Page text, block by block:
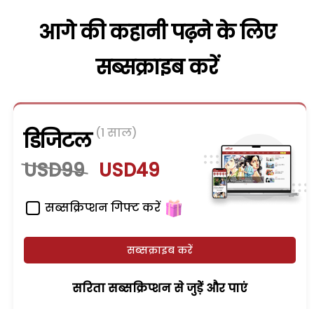
आगे की कहानी पढ़ने के लिए
सब्सक्राइब करें
डिजिटल (1 साल)
USD99 USD49
सब्सक्रिप्शन गिफ्ट करें
सब्सक्राइब करें
सरिता सब्सक्रिप्शन से जुड़ेें और पाएं